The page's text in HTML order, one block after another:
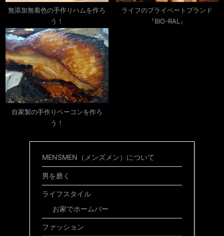
無添加無着色の手作りハムを作ろ
う！
ライフのプライベートブランド
『BIO-RAL』
自家製の手作りベーコンを作ろ
う！
MENSMEN（メンズメン）について
男を磨く
ライフスタイル
お家でホームバー
ファッション